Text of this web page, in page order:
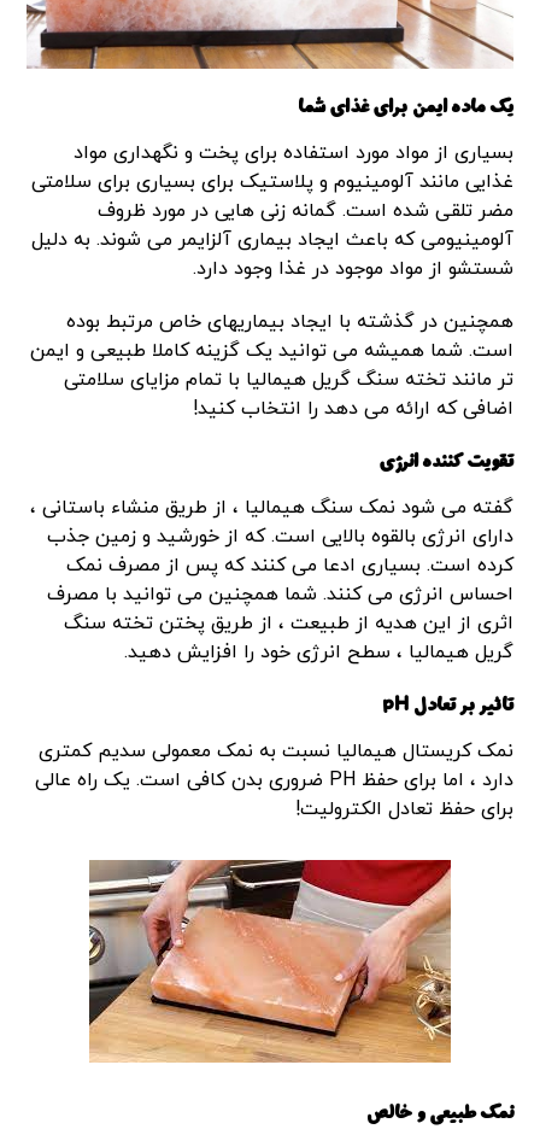
یک ماده ایمن برای غذای شما
بسیاری از مواد مورد استفاده برای پخت و نگهداری مواد
غذایی مانند آلومینیوم و پلاستیک برای بسیاری برای سلامتی
مضر تلقی شده است. گمانه زنی هایی در مورد ظروف
آلومینیومی که باعث ایجاد بیماری آلزایمر می شوند. به دلیل
شستشو از مواد موجود در غذا وجود دارد.
همچنین در گذشته با ایجاد بیماریهای خاص مرتبط بوده
است. شما همیشه می توانید یک گزینه کاملا طبیعی و ایمن
تر مانند تخته سنگ گریل هیمالیا با تمام مزایای سلامتی
اضافی که ارائه می دهد را انتخاب کنید!
تقویت کننده انرژی
گفته می شود نمک سنگ هیمالیا ، از طریق منشاء باستانی ،
دارای انرژی بالقوه بالایی است. که از خورشید و زمین جذب
کرده است. بسیاری ادعا می کنند که پس از مصرف نمک
احساس انرژی می کنند. شما همچنین می توانید با مصرف
اثری از این هدیه از طبیعت ، از طریق پختن تخته سنگ
گریل هیمالیا ، سطح انرژی خود را افزایش دهید.
تاثیر بر تعادل pH
نمک کریستال هیمالیا نسبت به نمک معمولی سدیم کمتری
دارد ، اما برای حفظ PH ضروری بدن کافی است. یک راه عالی
برای حفظ تعادل الکترولیت!
نمک طبیعی و خالص